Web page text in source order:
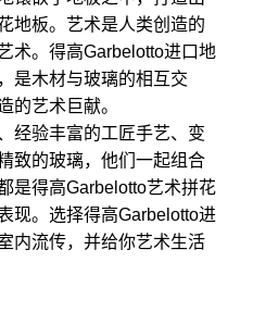
地板。艺术是人类创造的
术。得高Garbelotto进口地
是木材与玻璃的相互交
的艺术巨献。
经验丰富的工匠手艺、变
致的玻璃，他们一起组合
是得高Garbelotto艺术拼花
现。选择得高Garbelotto进
内流传，并给你艺术生活